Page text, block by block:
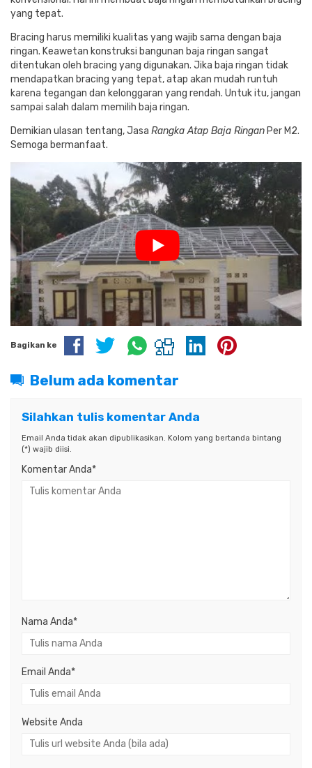
yang tepat.
Bracing harus memiliki kualitas yang wajib sama dengan baja
ringan. Keawetan konstruksi bangunan baja ringan sangat
ditentukan oleh bracing yang digunakan. Jika baja ringan tidak
mendapatkan bracing yang tepat, atap akan mudah runtuh
karena tegangan dan kelonggaran yang rendah. Untuk itu, jangan
sampai salah dalam memilih baja ringan.
Demikian ulasan tentang, Jasa Rangka Atap Baja Ringan Per M2.
Semoga bermanfaat.
Bagikan ke
Belum ada komentar
Silahkan tulis komentar Anda
Email Anda tidak akan dipublikasikan. Kolom yang bertanda bintang
(*) wajib diisi.
Komentar Anda*
Nama Anda*
Email Anda*
Website Anda